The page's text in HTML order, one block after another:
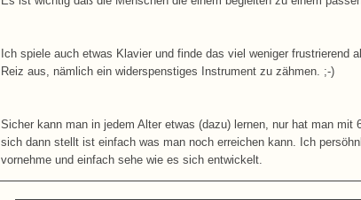
Ich spiele auch etwas Klavier und finde das viel weniger frustrierend
Reiz aus, nämlich ein widerspenstiges Instrument zu zähmen. ;-)
Sicher kann man in jedem Alter etwas (dazu) lernen, nur hat man
sich dann stellt ist einfach was man noch erreichen kann. Ich
vornehme und einfach sehe wie es sich entwickelt.